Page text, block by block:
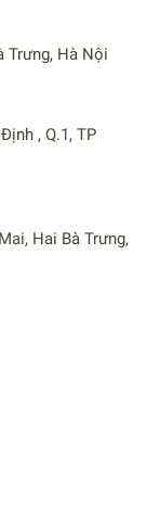
Trưng, Hà Nội
, Q.1, TP
Hai Bà Trưng,